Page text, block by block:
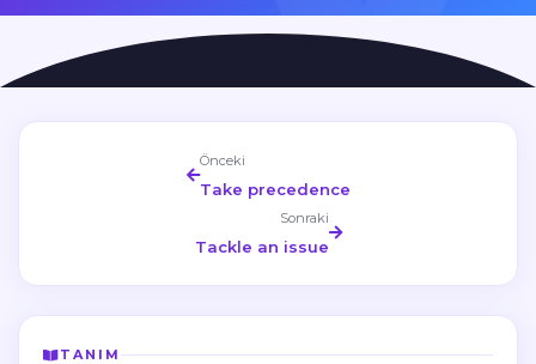
Önceki
Take precedence
Sonraki
Tackle an issue
TANIM